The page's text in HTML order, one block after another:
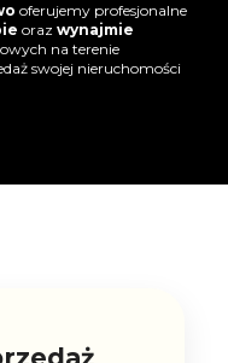
oferujemy profesjonalne
oraz wynajmie
na terenie
swojej nieruchomości